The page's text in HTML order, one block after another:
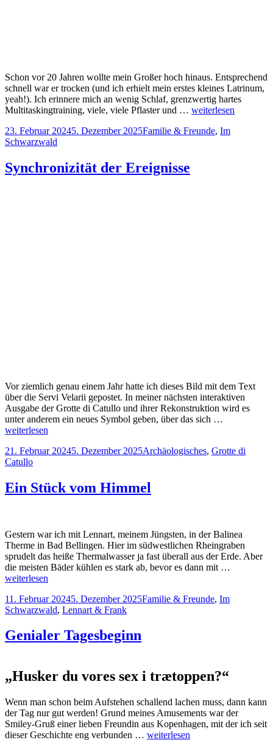
Schon vor 20 Jahren wollte mein Großer hoch hinaus. Entsprechend
schnell war er trocken (und ich erhielt mein erstes kleines Latrinum,
yeah!). Ich erinnere mich an wenig Schlaf, grenzwertig hartes
Multitaskingtraining, viele, viele Pflaster und … weiterlesen
Veröffentlicht
am
23. Februar 20245. Dezember 2025Kategorien
Familie & Freunde, Im
Schwarzwald
Synchronizität der Ereignisse
Vor ziemlich genau einem Jahr hatte ich dieses Bild mit dem Text
über die Servi Velarii gepostet. In meiner nächsten interaktiven
Ausgabe der Grotte di Catullo und ihrer Rekonstruktion wird es
unter anderem ein neues Symbol geben, über das sich …
weiterlesen
Veröffentlicht
am
21. Februar 20245. Dezember 2025Kategorien
Archäologisches, Grotte di
Catullo
Ein Stück vom Himmel
Gestern war ich mit Lennart, meinem Jüngsten, in der Balinea
Therme in Bad Bellingen. Hier im südwestlichen Rheingraben
sprudelt das heiße Thermalwasser ja fast überall aus der Erde. Aber
die meisten Bäder kühlen es stark ab, bevor es dann mit …
weiterlesen
Veröffentlicht
am
11. Februar 20245. Dezember 2025Kategorien
Familie & Freunde, Im
Schwarzwald, Lennart & Frank
Genialer Tagesbeginn
„Husker du vores sex i trætoppen?“
Wenn man schon beim Aufstehen schallend lachen muss, dann kann
der Tag nur gut werden! Grund meines Amusements war der
Smiley-Gruß einer lieben Freundin aus Kopenhagen, mit der ich seit
dieser Geschichte eng verbunden … weiterlesen